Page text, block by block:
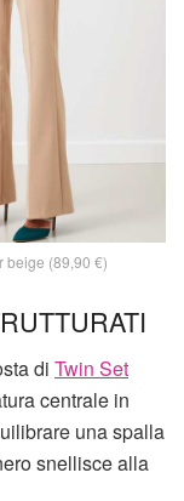
beige (89,90 €)
di Twin Set
centrale in
una spalla
snellisce alla